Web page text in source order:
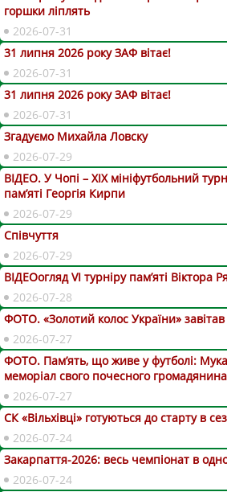
горшки ліплять
2026-07-31
31 липня 2026 року ЗАФ вітає!
2026-07-31
31 липня 2026 року ЗАФ вітає!
2026-07-31
Згадуємо Михайла Ловску
2026-07-29
ВІДЕО. У Чопі – ХІХ мініфутбольний
пам’яті Георгія Кирпи
2026-07-29
Співчуття
2026-07-29
ВІДЕОогляд VІ турніру пам’яті Віктора
2026-07-28
ФОТО. «Золотий колос України»
2026-07-27
ФОТО. Пам’ять, що живе у футболі:
меморіал свого почесного
2026-07-27
СК «Вільхівці» готуються до старту в
2026-07-24
Закарпаття-2026: весь чемпіонат в
2026-07-24